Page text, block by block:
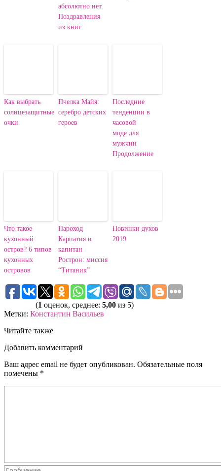
абсолютно нет.
Поздравления
из книг
Как выбрать
солнцезащитные
очки
Пчелка Майя:
серебро детских
героев
Последние
тенденции в
часовой
моде для
мужчин
Продолжение
Что такое
кухонный
остров? 6 типов
кухонных
островов
Пароход
Карпатия и
капитан
Рострон: миссия
“Титаник”
Новинки духов
2019
(1 оценок, среднее: 5,00 из 5)
Метки: Константин Васильев
Читайте также
Добавить комментарий
Ваш адрес email не будет опубликован. Обязательные поля
помечены *